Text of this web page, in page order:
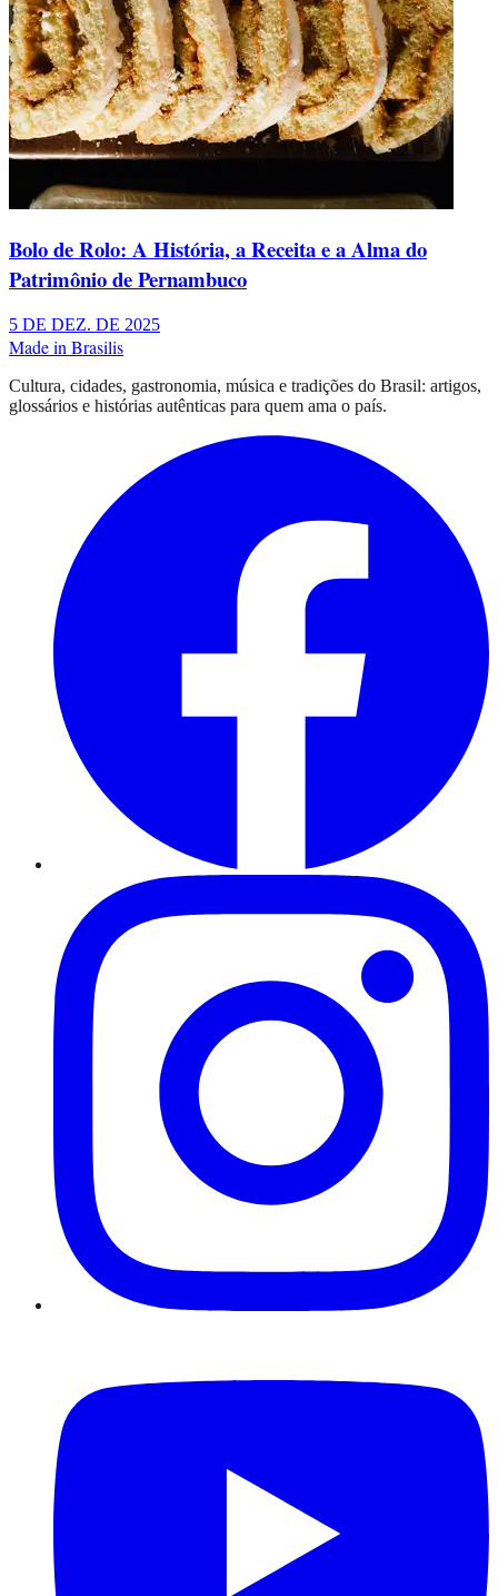
Bolo de Rolo: A História, a Receita e a Alma do
Patrimônio de Pernambuco
5 DE DEZ. DE 2025
Made in Brasilis
Cultura, cidades, gastronomia, música e tradições do Brasil: artigos,
glossários e histórias autênticas para quem ama o país.